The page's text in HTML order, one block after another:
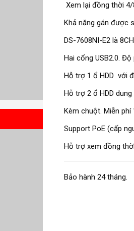
Xem lại đồng thời 4/
Khả năng gán được
DS-7608NI-E2 là
Hai cổng USB2.0.
Hỗ trợ 1 ổ HDD với
Hỗ trợ 2 ổ HDD
Kèm chuột. Miễn
Support PoE (cấp
Hỗ trợ xem đồng
Bảo hành 24 tháng.